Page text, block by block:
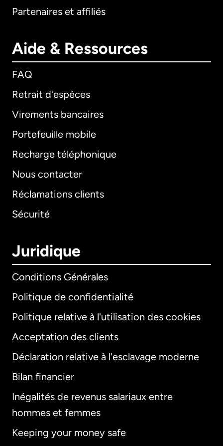
Partenaires et affiliés
Aide & Ressources
FAQ
Retrait d'espèces
Virements bancaires
Portefeuille mobile
Recharge téléphonique
Nous contacter
Réclamations clients
Sécurité
Juridique
Conditions Générales
Politique de confidentialité
Politique relative à l'utilisation des cookies
Acceptation des clients
Déclaration relative à l'esclavage moderne
Bilan financier
Inégalités de revenus salariaux entre
hommes et femmes
Keeping your money safe
International
Allemagne